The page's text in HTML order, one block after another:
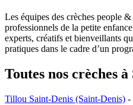
Les équipes des crèches people
professionnels de la petite
experts, créatifs et bienveillants
pratiques dans le cadre d’un
Toutes nos crèches
Tillou Saint-Denis (Saint-Denis) -